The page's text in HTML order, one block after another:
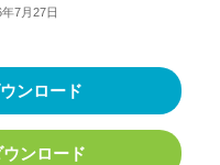
7月27日
ンロード
ンロード